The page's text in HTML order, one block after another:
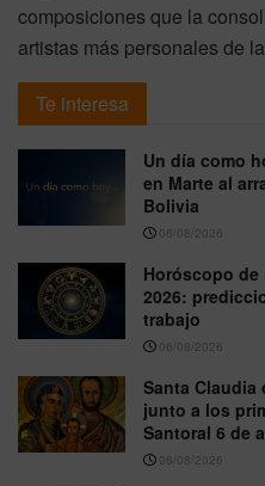
composiciones que la
artistas más personales de
Te interesa
Un día como
en Marte al
Bolivia
06/08/2026
Horóscopo
2026:
trabajo
06/08/2026
Santa Claudia
junto a los
Santoral 6 de
06/08/2026